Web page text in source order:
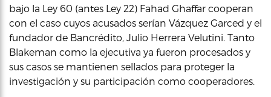
bajo la Ley 60 (antes Ley 22) Fahad Ghaffar cooperan
con el caso cuyos acusados serían Vázquez Garced y el
fundador de Bancrédito, Julio Herrera Velutini. Tanto
Blakeman como la ejecutiva ya fueron procesados y
sus casos se mantienen sellados para proteger la
investigación y su participación como cooperadores.